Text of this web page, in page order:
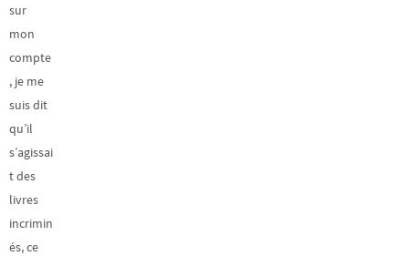
sur
mon
compte
, je me
suis dit
qu’il
s’agissai
t des
livres
incrimin
és, ce